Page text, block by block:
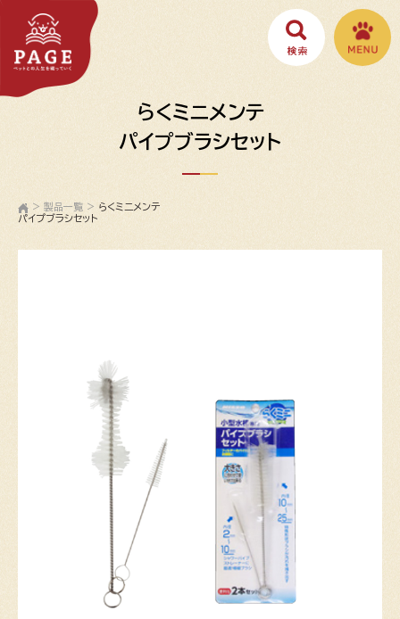
らくミニメンテ
パイプブラシセット
> 製品一覧 > らくミニメンテ
パイプブラシセット